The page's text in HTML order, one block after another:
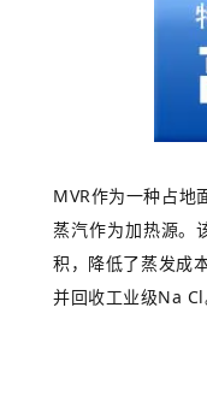
MVR作为一种占地
蒸汽作为加热源。
积，降低了蒸发成
并回收工业级Na